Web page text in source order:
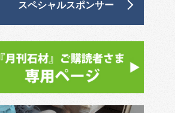
スペシャルスポンサー